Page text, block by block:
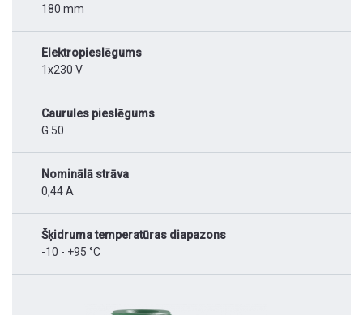
180 mm
Elektropieslēgums
1x230 V
Caurules pieslēgums
G 50
Nominālā strāva
0,44 A
Šķidruma temperatūras diapazons
-10 - +95 °C